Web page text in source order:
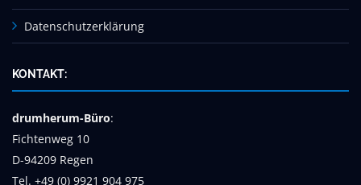
Datenschutzerklärung
KONTAKT:
drumherum-Büro:
Fichtenweg 10
D-94209 Regen
Tel. +49 (0) 9921 904 975